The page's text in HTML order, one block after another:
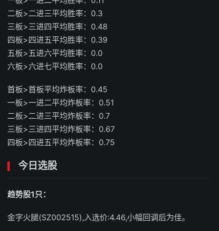
二板>二进三平均胜率：0.3
三板>三进四平均胜率：0.48
四板>四进五平均胜率：0.39
五板>五进六平均胜率：0.0
六板>六进七平均胜率：0.0
首板>首板平均炸板率：0.45
一板>一进二平均炸板率：0.51
二板>二进三平均炸板率：0.7
三板>三进四平均炸板率：0.67
四板>四进五平均炸板率：0.75
今日选股
趋势股1只：
金字火腿(SZ002515),入选价:4.46,小幅回调后为佳。